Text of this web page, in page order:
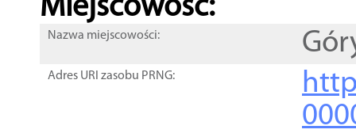
Miejscowość:
Nazwa miejscowości:
Adres URI zasobu PRNG: